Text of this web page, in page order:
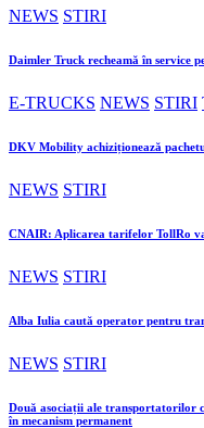
NEWS STIRI
Daimler Truck recheamă în service
E-TRUCKS NEWS STIRI
DKV Mobility achiziționează
NEWS STIRI
CNAIR: Aplicarea tarifelor TollRo
NEWS STIRI
Alba Iulia caută operator pentru
NEWS STIRI
Două asociații ale transportatorilor
în mecanism permanent